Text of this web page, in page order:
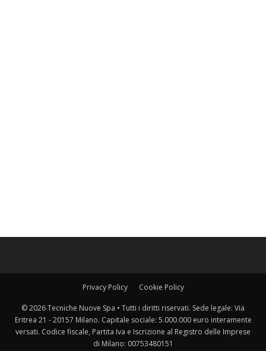
Privacy Policy Cookie Policy
© 2026 Tecniche Nuove Spa • Tutti i diritti riservati. Sede legale: Via
Eritrea 21 - 20157 Milano. Capitale sociale: 5.000.000 euro interamente
versati. Codice fiscale, Partita Iva e Iscrizione al Registro delle Imprese
di Milano: 00753480151